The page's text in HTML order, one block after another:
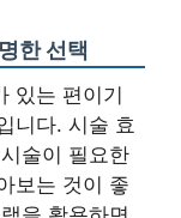
한 선택
있는 편이기
니다. 시술 효
술이 필요한
보는 것이 좋